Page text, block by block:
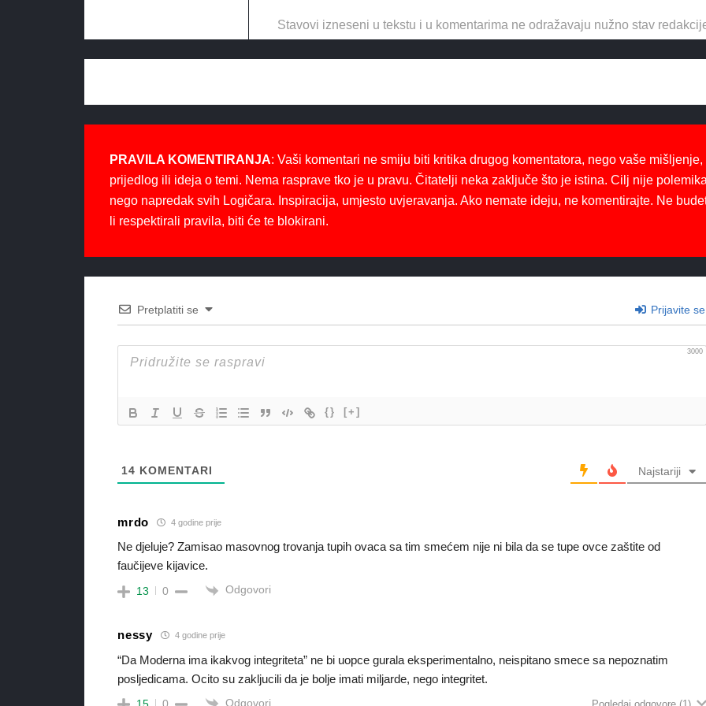
Stavovi izneseni u tekstu i u komentarima ne odražavaju nužno stav
PRAVILA KOMENTIRANJA: Vaši komentari ne smiju biti kritika drugog komentatora, nego vaše mišljenje,
prijedlog ili ideja o temi. Nema rasprave tko je u pravu. Čitatelji neka zaključe što je istina. Cilj nije
nego napredak svih Logičara. Inspiracija, umjesto uvjeravanja. Ako nemate ideju, ne komentirajte. Ne
li respektirali pravila, biti će te blokirani.
Pretplatiti se Prijavite se
3000
{} [+]
14 KOMENTARI Najstariji
mrdo 4 godine prije
Ne djeluje? Zamisao masovnog trovanja tupih ovaca sa tim smećem nije ni bila da se tupe ovce zaštite od
faučijeve kijavice.
13 0 Odgovori
nessy 4 godine prije
“Da Moderna ima ikakvog integriteta” ne bi uopce gurala eksperimentalno, neispitano smece sa nepoznatim
posljedicama. Ocito su zakljucili da je bolje imati miljarde, nego integritet.
Odgovori